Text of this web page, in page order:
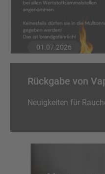
01.07.2026
Rückgabe von
Neuigkeiten für